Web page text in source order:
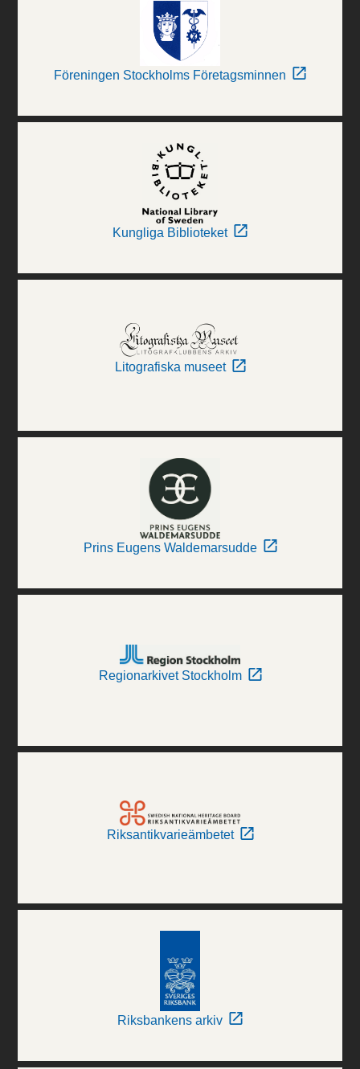
Föreningen Stockholms Företagsminnen
Kungliga Biblioteket
Litografiska museet
Prins Eugens Waldemarsudde
Regionarkivet Stockholm
Riksantikvarieämbetet
Riksbankens arkiv